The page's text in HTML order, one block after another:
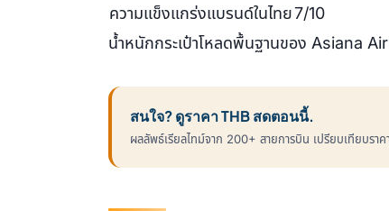
ความแข็งแกร่งแบรนด์ในไทย7/10
น้ำหนักกระเป๋าโหลดพื้นฐานของ Asiana
สนใจ? ดูราคา THB สดตอนนี้.
ผลลัพธ์เรียลไทม์จาก 200+ สายการบิน เปรียบเทียบร